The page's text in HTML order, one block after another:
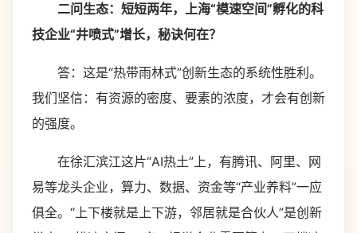
二问生态：短短两年，上海“模速空间”孵化的科
技企业“井喷式”增长，秘诀何在？
答：这是“热带雨林式”创新生态的系统性胜利。
我们坚信：有资源的密度、要素的浓度，才会有创新
的强度。
在徐汇滨江这片“AI热土”上，有腾讯、阿里、网
易等龙头企业，算力、数据、资金等“产业养料”一应
俱全。“上下楼就是上下游，邻居就是合伙人”是创新